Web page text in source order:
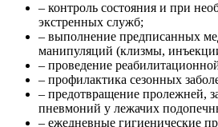
– контроль состояния и при
экстренных служб;
– выполнение предписанных
манипуляций (клизмы,
– проведение
– профилактика сезонных
– предотвращение пролежней,
пневмоний у лежачих
– ежедневные гигиенические